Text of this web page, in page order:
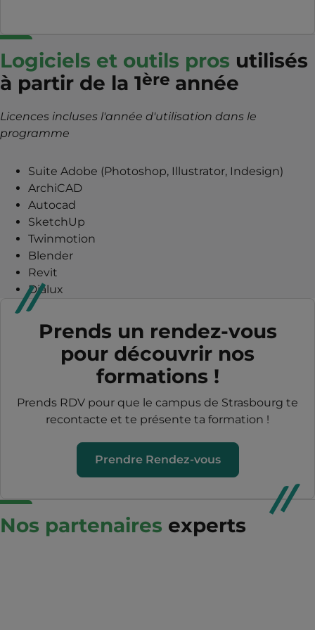
Logiciels et outils pros utilisés
à partir de la 1ère année
Licences incluses l'année d'utilisation dans le
programme
Suite Adobe (Photoshop, Illustrator, Indesign)
ArchiCAD
Autocad
SketchUp
Twinmotion
Blender
Revit
Dialux
Prends un rendez-vous
pour découvrir nos
formations !
Prends RDV pour que le campus de Strasbourg te
recontacte et te présente ta formation !
Prendre Rendez-vous
Nos partenaires experts